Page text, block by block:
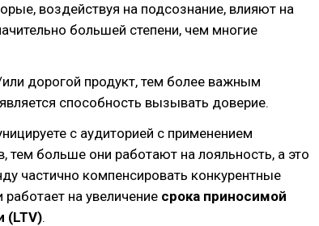
воздействуя на подсознание, влияют на
большей степени, чем многие
дорогой продукт, тем более важным
способность вызывать доверие.
с аудиторией с применением
тем больше они работают на лояльность, а это
частично компенсировать конкурентные
работает на увеличение срока приносимой
(LTV).